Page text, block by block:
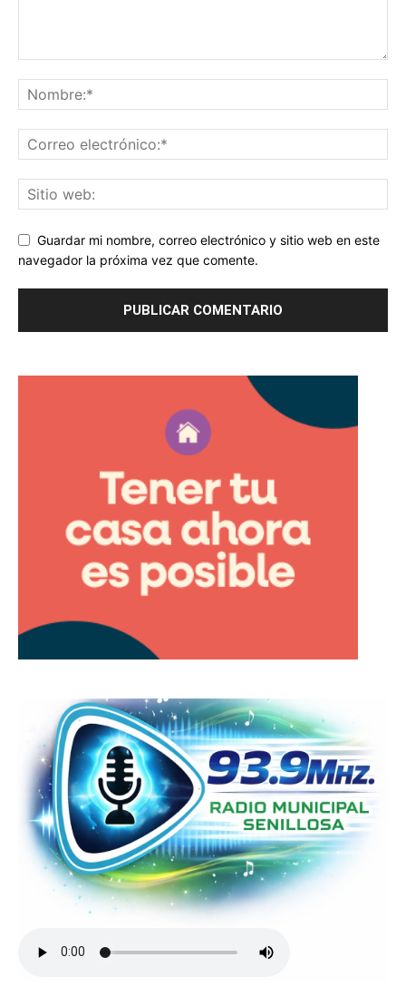
Guardar mi nombre, correo electrónico y sitio web en este
navegador la próxima vez que comente.